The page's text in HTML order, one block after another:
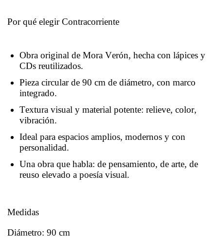
Por qué elegir Contracorriente
Obra original de Mora Verón, hecha con lápices y
CDs reutilizados.
Pieza circular de 90 cm de diámetro, con marco
integrado.
Textura visual y material potente: relieve, color,
vibración.
Ideal para espacios amplios, modernos y con
personalidad.
Una obra que habla: de pensamiento, de arte, de
reuso elevado a poesía visual.
Medidas
Diámetro: 90 cm